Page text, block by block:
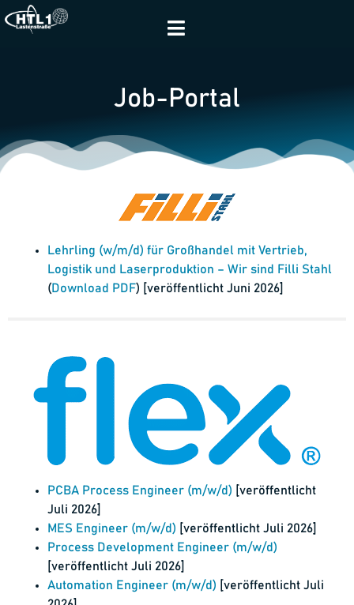
Job-Portal
Lehrling (w/m/d) für Großhandel mit Vertrieb,
Logistik und Laserproduktion – Wir sind Filli Stahl
(Download PDF) [veröffentlicht Juni 2026]
PCBA Process Engineer (m/w/d) [veröffentlicht
Juli 2026]
MES Engineer (m/w/d) [veröffentlicht Juli 2026]
Process Development Engineer (m/w/d)
[veröffentlicht Juli 2026]
Automation Engineer (m/w/d) [veröffentlicht Juli